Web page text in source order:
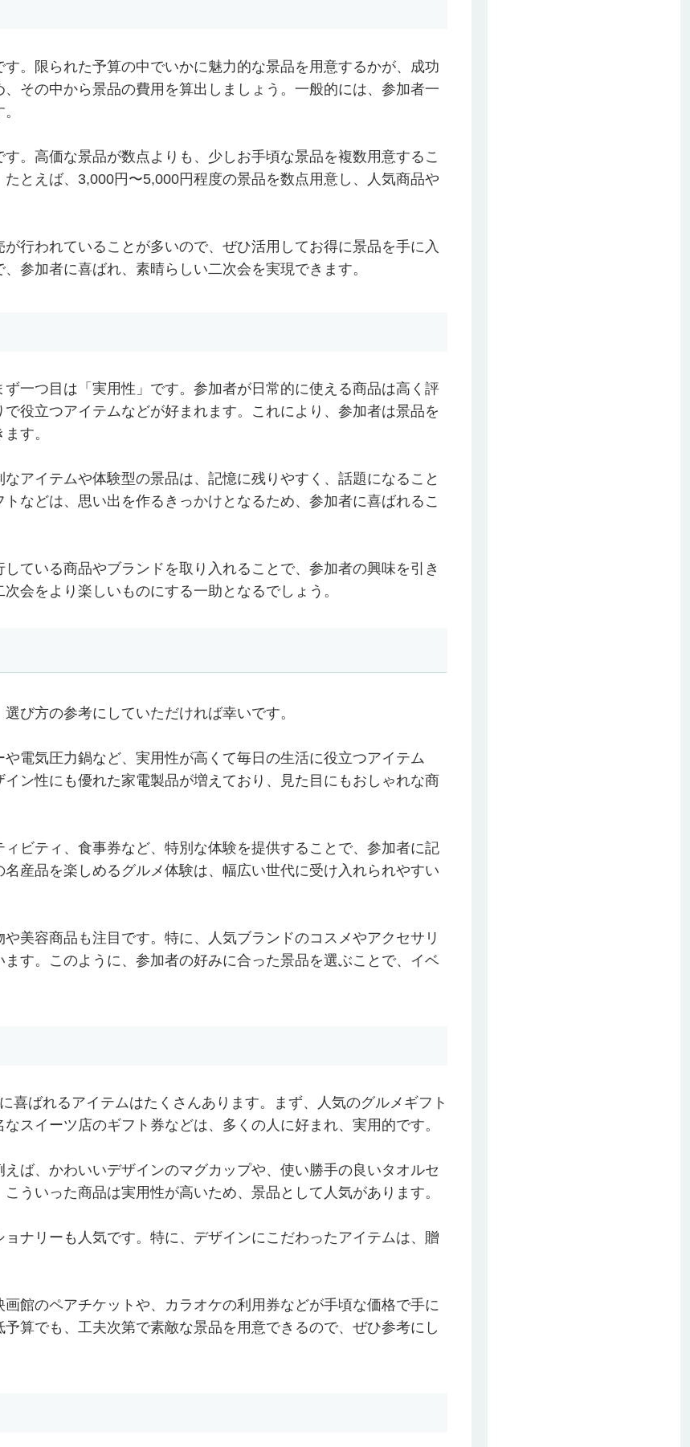
。限られた予算の中でいかに魅力的な景品を用意するかが、成功
その中から景品の費用を算出しましょう。一般的には、参加者一
。高価な景品が数点よりも、少しお手頃な景品を複数用意するこ
とえば、3,000円〜5,000円程度の景品を数点用意し、人気商品や
行われていることが多いので、ぜひ活用してお得に景品を手に入
参加者に喜ばれ、素晴らしい二次会を実現できます。
一つ目は「実用性」です。参加者が日常的に使える商品は高く評
役立つアイテムなどが好まれます。これにより、参加者は景品を
す。
アイテムや体験型の景品は、記憶に残りやすく、話題になること
などは、思い出を作るきっかけとなるため、参加者に喜ばれるこ
ている商品やブランドを取り入れることで、参加者の興味を引き
会をより楽しいものにする一助となるでしょう。
び方の参考にしていただければ幸いです。
電気圧力鍋など、実用性が高くて毎日の生活に役立つアイテム
ン性にも優れた家電製品が増えており、見た目にもおしゃれな商
ビティ、食事券など、特別な体験を提供することで、参加者に記
産品を楽しめるグルメ体験は、幅広い世代に受け入れられやすい
美容商品も注目です。特に、人気ブランドのコスメやアクセサリ
す。このように、参加者の好みに合った景品を選ぶことで、イベ
喜ばれるアイテムはたくさんあります。まず、人気のグルメギフト
スイーツ店のギフト券などは、多くの人に好まれ、実用的です。
ば、かわいいデザインのマグカップや、使い勝手の良いタオルセ
ういった商品は実用性が高いため、景品として人気があります。
ナリーも人気です。特に、デザインにこだわったアイテムは、贈
館のペアチケットや、カラオケの利用券などが手頃な価格で手に
算でも、工夫次第で素敵な景品を用意できるので、ぜひ参考にし